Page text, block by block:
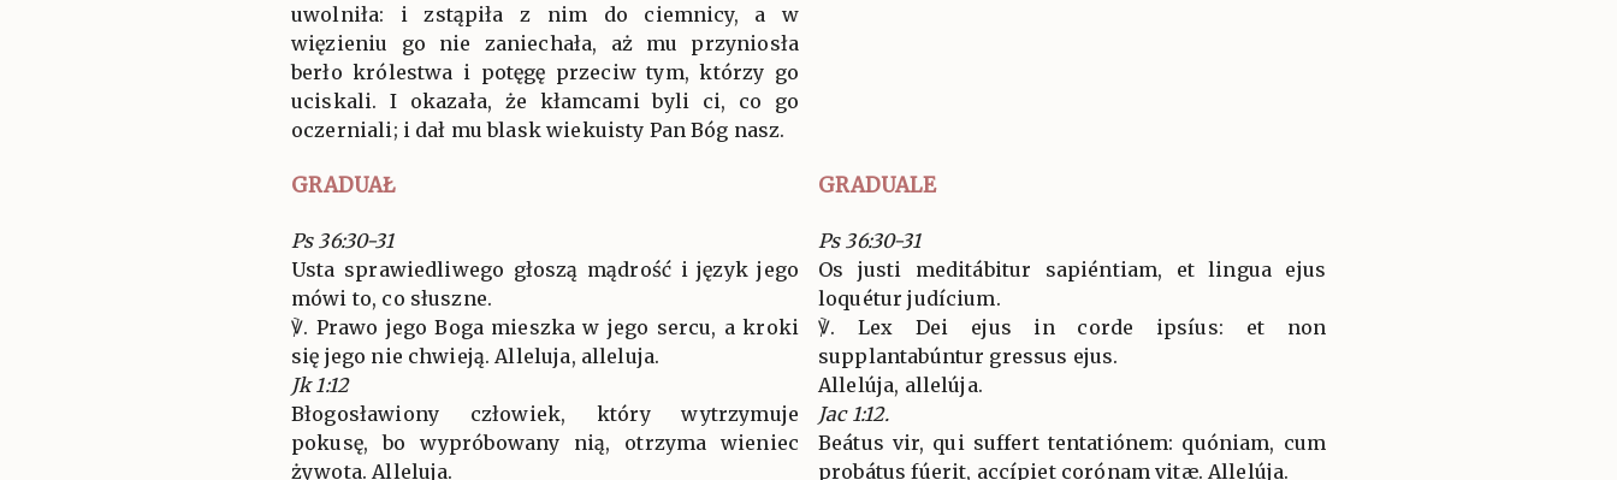
uwolniła: i zstąpiła z nim do ciemnicy, a w
więzieniu go nie zaniechała, aż mu przyniosła
berło królestwa i potęgę przeciw tym, którzy go
uciskali. I okazała, że kłamcami byli ci, co go
oczerniali; i dał mu blask wiekuisty Pan Bóg nasz.
GRADUAŁ GRADUALE
Ps 36:30-31
Usta sprawiedliwego głoszą mądrość i język jego
mówi to, co słuszne.
℣. Prawo jego Boga mieszka w jego sercu, a kroki
się jego nie chwieją. Alleluja, alleluja.
Jk 1:12
Błogosławiony człowiek, który wytrzymuje
pokusę, bo wypróbowany nią, otrzyma wieniec
żywota. Alleluja.
Ps 36:30-31
Os justi meditábitur sapiéntiam, et lingua ejus
loquétur judícium.
℣. Lex Dei ejus in corde ipsíus: et non
supplantabúntur gressus ejus.
Allelúja, allelúja.
Jac 1:12.
Beátus vir, qui suffert tentatiónem: quóniam, cum
probátus fúerit, accípiet corónam vitæ. Allelúja.